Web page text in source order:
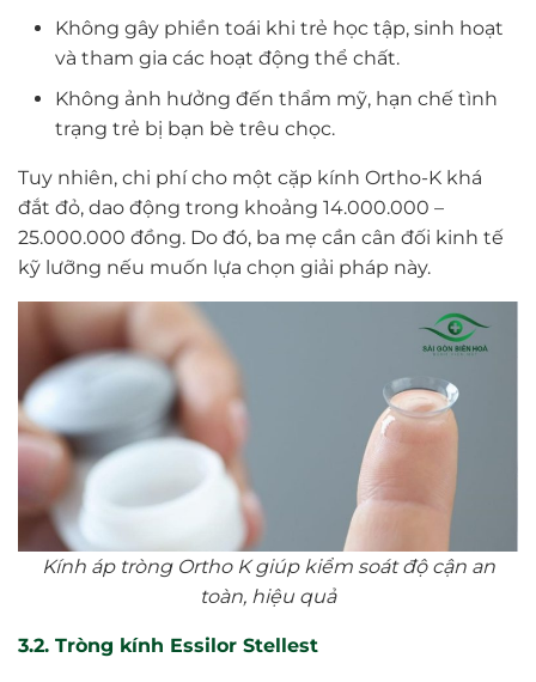
Không gây phiền toái khi trẻ học tập, sinh hoạt
và tham gia các hoạt động thể chất.
Không ảnh hưởng đến thẩm mỹ, hạn chế tình
trạng trẻ bị bạn bè trêu chọc.
Tuy nhiên, chi phí cho một cặp kính Ortho-K khá
đắt đỏ, dao động trong khoảng 14.000.000 –
25.000.000 đồng. Do đó, ba mẹ cần cân đối kinh tế
kỹ lưỡng nếu muốn lựa chọn giải pháp này.
Kính áp tròng Ortho K giúp kiểm soát độ cận an
toàn, hiệu quả
3.2. Tròng kính Essilor Stellest